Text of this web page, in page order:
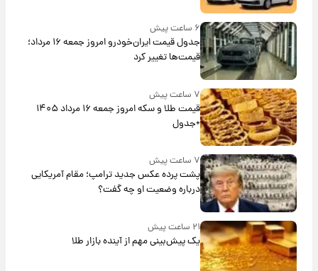
۶ ساعت پیش
جدول قیمت ایران‌خودرو امروز جمعه ۱۶ مرداد؛
قیمت‌ها تغییر کرد
۷ ساعت پیش
قیمت طلا و سکه امروز جمعه ۱۶ مرداد ۱۴۰۵
+جدول
۷ ساعت پیش
پشت پرده عکس جدید ترامپ؛ مقام آمریکایی
درباره وضعیت او چه گفت؟
۲۱ ساعت پیش
یک پیش‌بینی مهم از آینده بازار طلا